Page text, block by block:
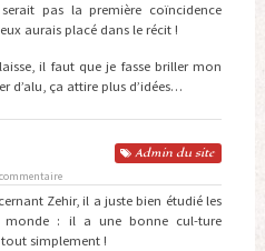
pas la première coïncidence
aurais placé dans le récit !
il faut que je fasse briller mon
d’alu, ça attire plus d’idées…
Admin du site
commentaire
Zehir, il a juste bien étudié les
monde : il a une bonne cul-ture
simplement !